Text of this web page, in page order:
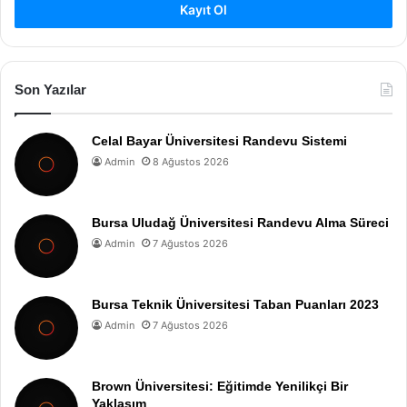
Kayıt Ol
Son Yazılar
Celal Bayar Üniversitesi Randevu Sistemi
Admin 8 Ağustos 2026
Bursa Uludağ Üniversitesi Randevu Alma Süreci
Admin 7 Ağustos 2026
Bursa Teknik Üniversitesi Taban Puanları 2023
Admin 7 Ağustos 2026
Brown Üniversitesi: Eğitimde Yenilikçi Bir
Yaklaşım